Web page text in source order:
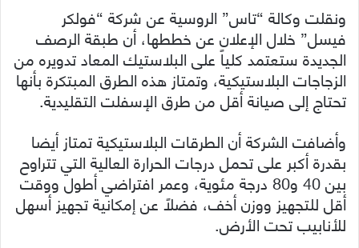
ونقلت وكالة “تاس” الروسية عن شركة “فولكر
فيسل” خلال الإعلان عن خططها، أن طبقة الرصف
الجديدة ستعتمد كلياً على البلاستيك المعاد تدويره من
الزجاجات البلاستيكية، وتمتاز هذه الطرق المبتكرة بأنها
تحتاج إلى صيانة أقل من طرق الإسفلت التقليدية.
وأضافت الشركة أن الطرقات البلاستيكية تمتاز أيضا
بقدرة أكبر على تحمل درجات الحرارة العالية التي تتراوح
بين 40 و80 درجة مئوية، وعمر افتراضي أطول ووقت
أقل للتجهيز ووزن أخف، فضلاً عن إمكانية تجهيز أسهل
للأنابيب تحت الأرض.